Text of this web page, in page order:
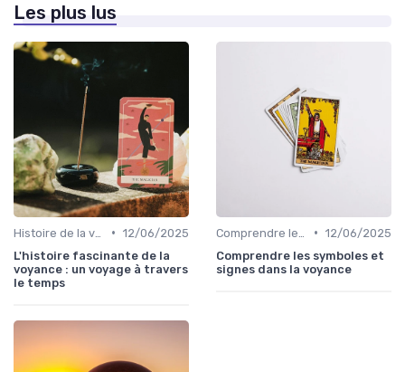
Les plus lus
• 12/06/2025
L'histoire fascinante de la
voyance : un voyage à travers
le temps
• 12/06/2025
Comprendre les symboles et
signes dans la voyance